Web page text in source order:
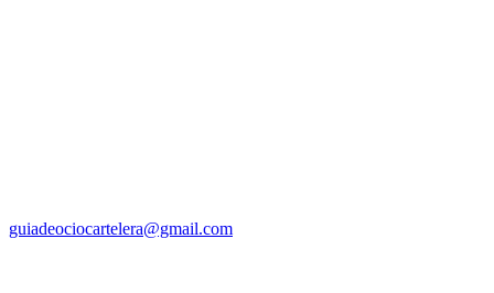
guiadeociocartelera@gmail.com